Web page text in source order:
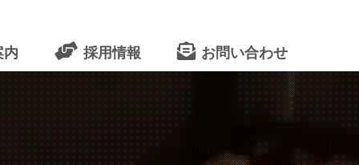
内 採用情報 お問い合わせ